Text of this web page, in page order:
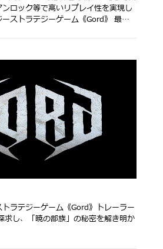
ロック等で高いリプレイ性を実現し
ストラテジーゲーム《Gord》 最新
ラテジーゲーム《Gord》トレーラー
求し、「暁の部族」の秘密を解き明か